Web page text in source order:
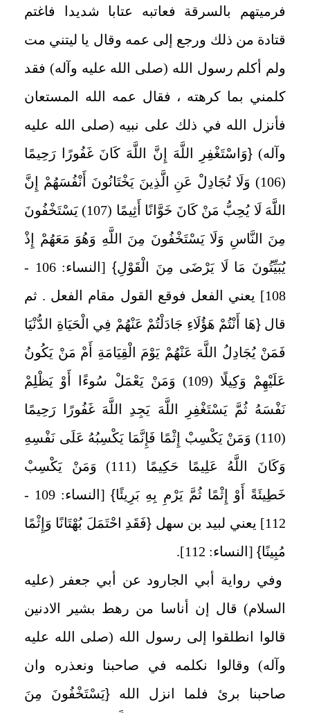
فرميتهم بالسرقة فعاتبه عتابا شديدا فاغتم
قتادة من ذلك ورجع إلى عمه وقال يا ليتني مت
ولم أكلم رسول الله (صلى الله عليه وآله) فقد
كلمني بما كرهته ، فقال عمه الله المستعان
فأنزل الله في ذلك على نبيه (صلى الله عليه
وآله){وَاسْتَغْفِرِ اللَّهَ إِنَّ اللَّهَ كَانَ غَفُورًا رَحِيمًا
(106) وَلَا تُجَادِلْ عَنِ الَّذِينَ يَخْتَانُونَ أَنْفُسَهُمْ إِنَّ
اللَّهَ لَا يُحِبُّ مَنْ كَانَ خَوَّانًا أَثِيمًا (107) يَسْتَخْفُونَ
مِنَ النَّاسِ وَلَا يَسْتَخْفُونَ مِنَ اللَّهِ وَهُوَ مَعَهُمْ إِذْ
يُبَيِّتُونَ مَا لَا يَرْضَى مِنَ الْقَوْلِ}
[النساء: 106 -
108] يعني الفعل فوقع القول مقام الفعل
. ثم
قال{هَا أَنْتُمْ هَؤُلَاءِ جَادَلْتُمْ عَنْهُمْ فِي الْحَيَاةِ الدُّنْيَا
فَمَنْ يُجَادِلُ اللَّهَ عَنْهُمْ يَوْمَ الْقِيَامَةِ أَمْ مَنْ يَكُونُ
عَلَيْهِمْ وَكِيلًا (109) وَمَنْ يَعْمَلْ سُوءًا أَوْ يَظْلِمْ
نَفْسَهُ ثُمَّ يَسْتَغْفِرِ اللَّهَ يَجِدِ اللَّهَ غَفُورًا رَحِيمًا
(110) وَمَنْ يَكْسِبْ إِثْمًا فَإِنَّمَا يَكْسِبُهُ عَلَى نَفْسِهِ
وَكَانَ اللَّهُ عَلِيمًا حَكِيمًا (111) وَمَنْ يَكْسِبْ
خَطِيئَةً أَوْ إِثْمًا ثُمَّ يَرْمِ بِهِ بَرِيئًا}
[النساء: 109 -
112] يعني لبيد بن سهل
{فَقَدِ احْتَمَلَ بُهْتَانًا وَإِثْمًا
مُبِينًا} [النساء: 112].
وفي رواية أبي الجارود عن أبي جعفر (عليه
السلام) قال إن أناسا من رهط بشير الادنين
قالوا انطلقوا إلى رسول الله (صلى الله عليه
وآله) وقالوا نكلمه في صاحبنا ونعذره وان
صاحبنا برئ فلما انزل الله {يَسْتَخْفُونَ مِنَ